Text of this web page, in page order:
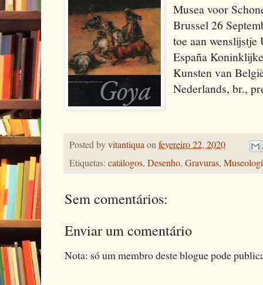
Musea voor
Brussel 26
toe aan
España
Kunsten van
Nederlands, br.,
Posted byvitantiquaonfevereiro 22, 2020
Etiquetas: catálogos, Desenho, Gravuras,
Sem comentários:
Enviar um comentário
Nota: só um membro deste blogue pode